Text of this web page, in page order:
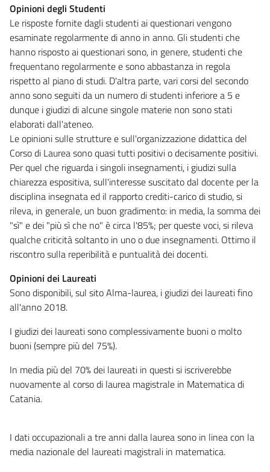
Opinioni degli Studenti
Le risposte fornite dagli studenti ai questionari vengono
esaminate regolarmente di anno in anno. Gli studenti che
hanno risposto ai questionari sono, in genere, studenti che
frequentano regolarmente e sono abbastanza in regola
rispetto al piano di studi. D'altra parte, vari corsi del secondo
anno sono seguiti da un numero di studenti inferiore a 5 e
dunque i giudizi di alcune singole materie non sono stati
elaborati dall'ateneo.
Le opinioni sulle strutture e sull'organizzazione didattica del
Corso di Laurea sono quasi tutti positivi o decisamente positivi.
Per quel che riguarda i singoli insegnamenti, i giudizi sulla
chiarezza espositiva, sull'interesse suscitato dal docente per la
disciplina insegnata ed il rapporto crediti-carico di studio, si
rileva, in generale, un buon gradimento: in media, la somma dei
"sì" e dei "più sì che no" è circa l'85%; per queste voci, si rileva
qualche criticità soltanto in uno o due insegnamenti. Ottimo il
riscontro sulla reperibilità e puntualità dei docenti.
Opinioni dei Laureati
Sono disponibili, sul sito Alma-laurea, i giudizi dei laureati fino
all'anno 2018.
I giudizi dei laureati sono complessivamente buoni o molto
buoni (sempre più del 75%).
In media più del 70% dei laureati in questi si iscriverebbe
nuovamente al corso di laurea magistrale in Matematica di
Catania.
I dati occupazionali a tre anni dalla laurea sono in linea con la
media nazionale del laureati magistrali in matematica.